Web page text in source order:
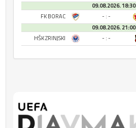
09.08.2026. 18:30
FK BORAC
- : -
09.08.2026. 21:00
HŠK ZRINJSKI
- : -